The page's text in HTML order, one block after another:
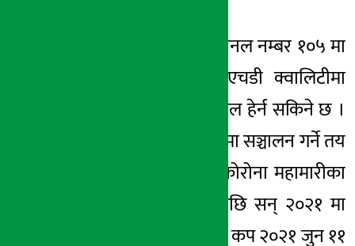
साथै डिशहोमको च्यानल नम्बर १०५ मा
एसडी र ९९१ मा एचडी क्वालिटीमा
एक्सन स्पोर्ट्स च्यानल हेर्न सकिने छ ।
युरो कप सन् २०२० मा सञ्चालन गर्ने तय
भएको थियो । तर कोरोना महामारीका
कारण स्थगित भएपछि सन् २०२१ मा
शुरू भएको हो । युरो कप २०२१ जुन ११